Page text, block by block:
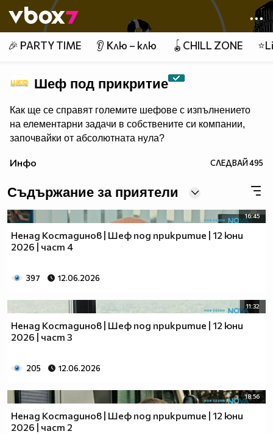
👾
🎉 PARTY TIME 👂 Клю – клю 🪀CHILL ZONE
Шеф под прикритие
Как ще се справят големите шефове с изпълнението
на елементарни задачи в собствените си компании,
започвайки от абсолютната нула?
Инфо СЛЕДВАЙ495
Съдържание за приятели
16:45
Ненад Костадинов | Шеф под прикритие | 12 юни
2026 | част 4
397 12.06.2026
11:32
Ненад Костадинов | Шеф под прикритие | 12 юни
2026 | част 3
205 12.06.2026
18:56
Ненад Костадинов | Шеф под прикритие | 12 юни
2026 | част 2